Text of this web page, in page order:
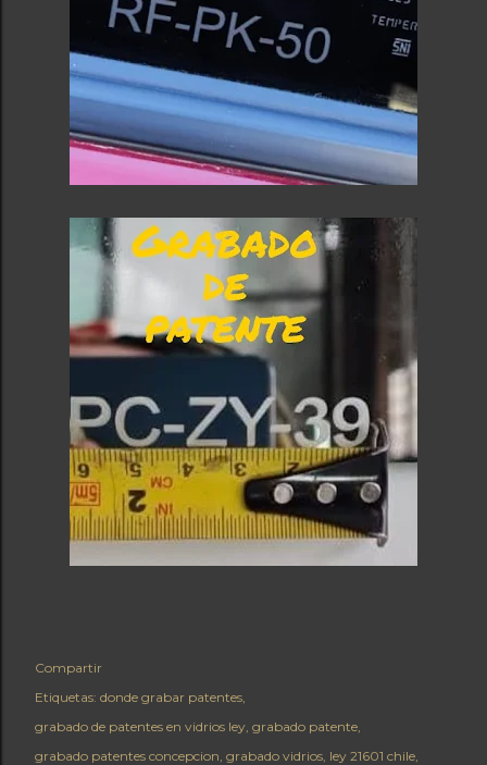
Compartir
Etiquetas: donde grabar patentes
grabado de patentes en vidrios ley grabado patente
grabado patentes concepcion grabado vidrios ley 21601 chile